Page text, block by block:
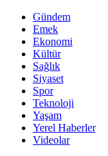
Gündem
Emek
Ekonomi
Kültür
Sağlık
Siyaset
Spor
Teknoloji
Yaşam
Yerel Haberler
Videolar